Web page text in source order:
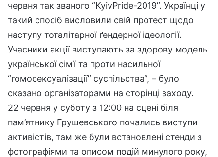
червня так званого “KyivPride-2019”. Українці у
такий спосіб висловили свій протест щодо
наступу тоталітарної ґендерної ідеології.
Учасники акції виступають за здорову модель
української сім’ї та проти насильної
“гомосексуалізації” суспільства”, – було
сказано організаторами на сторінці заходу.
22 червня у суботу з 12:00 на сцені біля
пам’ятнику Грушевського почались виступи
активістів, там же були встановлені стенди з
фотографіями та описом подій минулого року,